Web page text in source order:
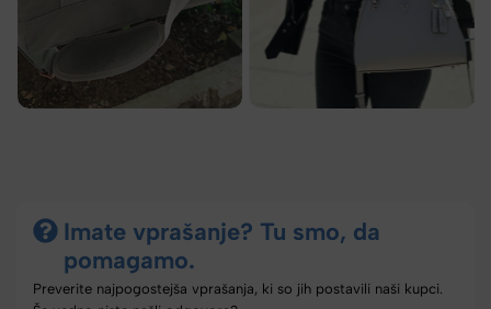
Imate vprašanje? Tu smo, da
pomagamo.
Preverite najpogostejša vprašanja, ki so jih postavili naši kupci.